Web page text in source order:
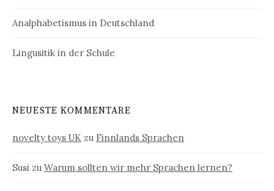
Analphabetismus in Deutschland
Lingusitik in der Schule
NEUESTE KOMMENTARE
novelty toys UK zu Finnlands Sprachen
Susi zu Warum sollten wir mehr Sprachen lernen?